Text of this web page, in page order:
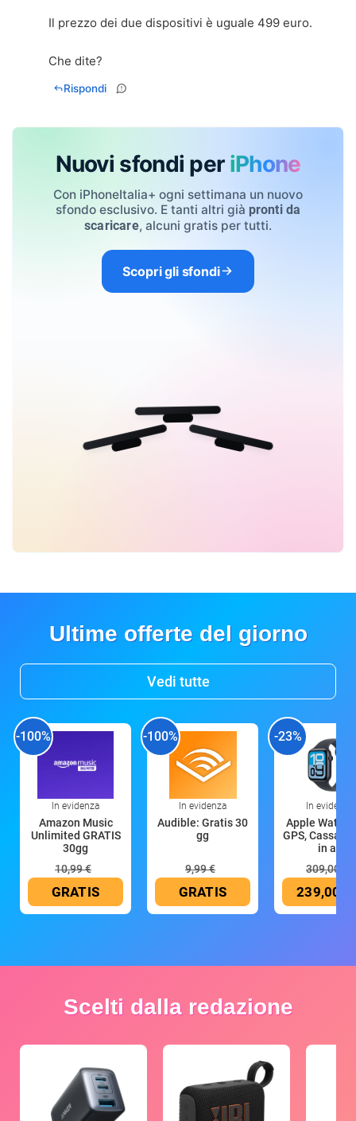
Il prezzo dei due dispositivi è uguale 499 euro.
Che dite?
Rispondi
Nuovi sfondi per iPhone
Con iPhoneItalia+ ogni settimana un nuovo
sfondo esclusivo. E tanti altri già pronti da
scaricare, alcuni gratis per tutti.
Scopri gli sfondi
Ultime offerte del giorno
Vedi tutte
-100%
In evidenza
Amazon Music
Unlimited GRATIS
30gg
10,99 €
GRATIS
-100%
In evidenza
Audible: Gratis 30
gg
9,99 €
GRATIS
-23%
In evidenza
Apple Watch
GPS, Cassa
in all
309,00 €
239,00 €
Scelti dalla redazione